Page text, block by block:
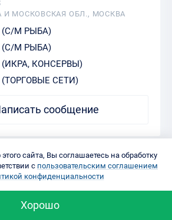
И МОСКОВСКАЯ ОБЛ., МОСКВА
(С/М РЫБА)
(С/М РЫБА)
(ИКРА, КОНСЕРВЫ)
(ТОРГОВЫЕ СЕТИ)
сообщение
сайта, Вы соглашаетесь на обработку
с пользовательским соглашением
конфиденциальности
Хорошо